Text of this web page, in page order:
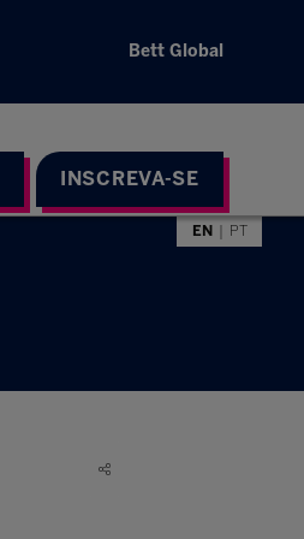
Bett Global
INSCREVA-SE
EN PT